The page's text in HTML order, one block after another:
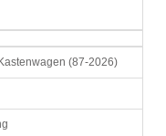
(87-2026)